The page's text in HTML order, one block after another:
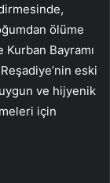
ölüme
Kurban Bayramı
eski
uygun ve hijyenik
için